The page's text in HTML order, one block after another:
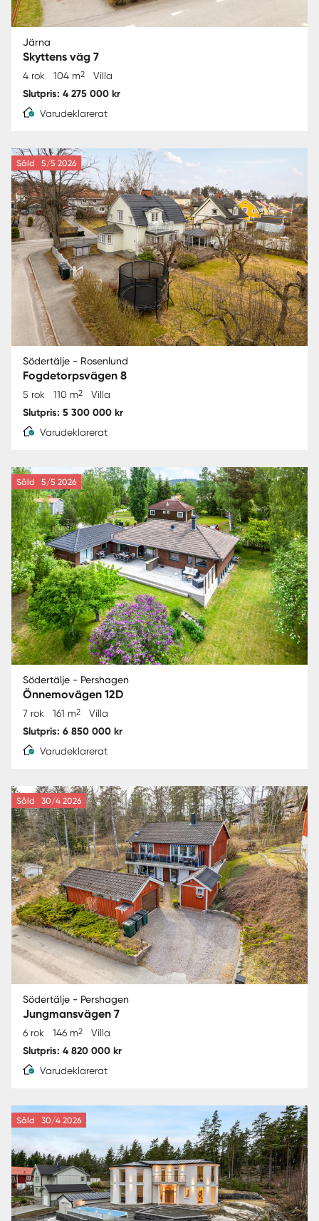
Järna
Skyttens väg 7
4 rok 104 m2 Villa
Slutpris: 4 275 000 kr
Varudeklarerat
Såld 5/5 2026
Södertälje - Rosenlund
Fogdetorpsvägen 8
5 rok 110 m2 Villa
Slutpris: 5 300 000 kr
Varudeklarerat
Såld 5/5 2026
Södertälje - Pershagen
Önnemovägen 12D
7 rok 161 m2 Villa
Slutpris: 6 850 000 kr
Varudeklarerat
Såld 30/4 2026
Södertälje - Pershagen
Jungmansvägen 7
6 rok 146 m2 Villa
Slutpris: 4 820 000 kr
Varudeklarerat
Såld 30/4 2026